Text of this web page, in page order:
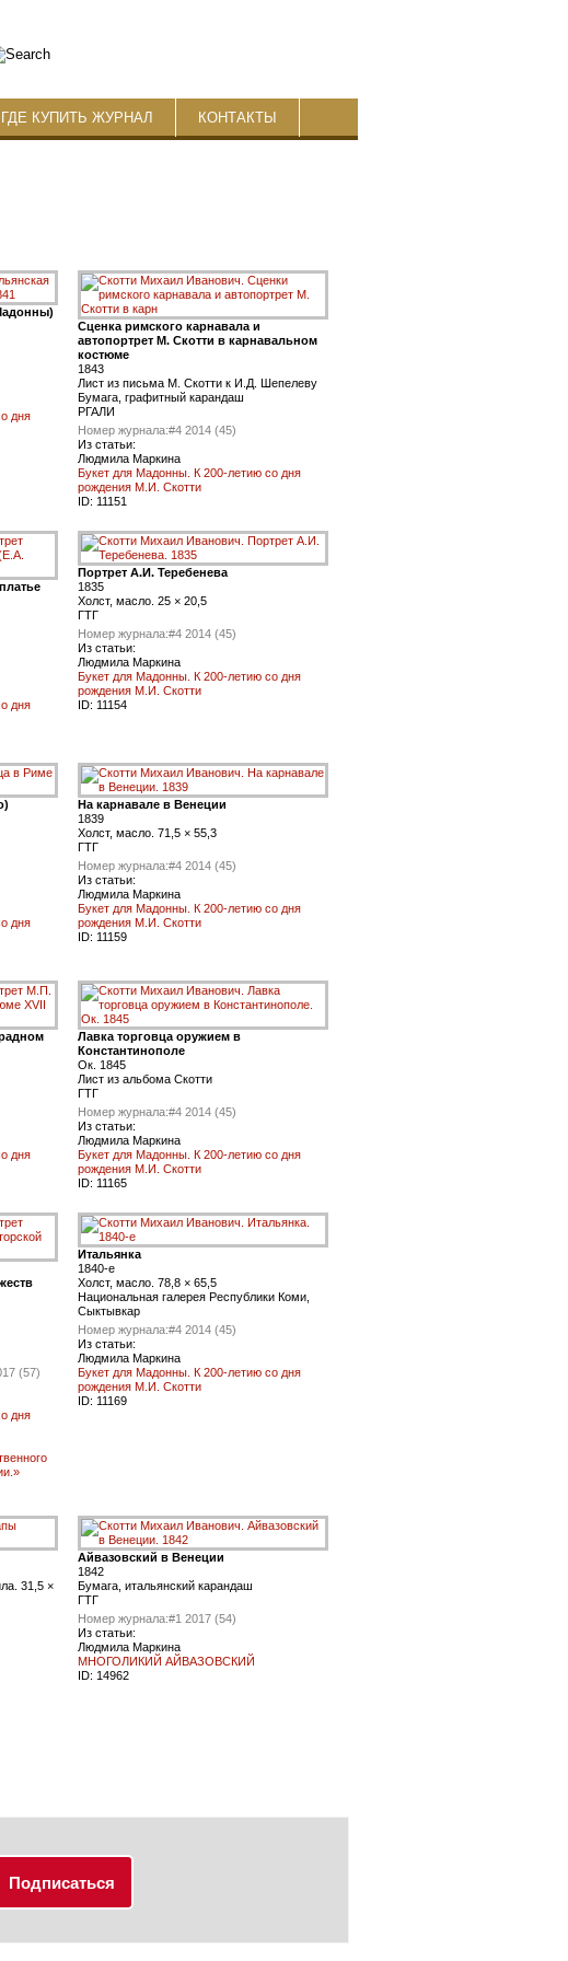
ГДЕ КУПИТЬ ЖУРНАЛ КОНТАКТЫ
дня
Сценка римского карнавала и
автопортрет М. Скотти в карнавальном
костюме
1843
Лист из письма М. Скотти к И.Д. Шепелеву
Бумага, графитный карандаш
РГАЛИ
Номер журнала:#4 2014 (45)
Из статьи:
Людмила Маркина
Букет для Мадонны. К 200-летию со дня
рождения М.И. Скотти
ID: 11151
дня
Портрет А.И. Теребенева
1835
Холст, масло. 25 × 20,5
ГТГ
Номер журнала:#4 2014 (45)
Из статьи:
Людмила Маркина
Букет для Мадонны. К 200-летию со дня
рождения М.И. Скотти
ID: 11154
дня
На карнавале в Венеции
1839
Холст, масло. 71,5 × 55,3
ГТГ
Номер журнала:#4 2014 (45)
Из статьи:
Людмила Маркина
Букет для Мадонны. К 200-летию со дня
рождения М.И. Скотти
ID: 11159
дня
Лавка торговца оружием в
Константинополе
Ок. 1845
Лист из альбома Скотти
ГТГ
Номер журнала:#4 2014 (45)
Из статьи:
Людмила Маркина
Букет для Мадонны. К 200-летию со дня
рождения М.И. Скотти
ID: 11165
(57)
дня
Итальянка
1840-е
Холст, масло. 78,8 × 65,5
Национальная галерея Республики Коми,
Сыктывкар
Номер журнала:#4 2014 (45)
Из статьи:
Людмила Маркина
Букет для Мадонны. К 200-летию со дня
рождения М.И. Скотти
ID: 11169
31,5 ×
Айвазовский в Венеции
1842
Бумага, итальянский карандаш
ГТГ
Номер журнала:#1 2017 (54)
Из статьи:
Людмила Маркина
МНОГОЛИКИЙ АЙВАЗОВСКИЙ
ID: 14962